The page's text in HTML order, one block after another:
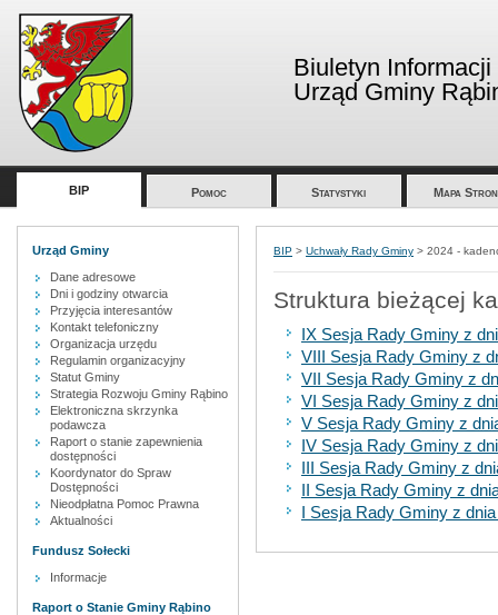
Biuletyn
Urząd Gminy
BIP Pomoc Statystyki Mapa
Urząd Gminy
Dane adresowe
Dni i godziny otwarcia
Przyjęcia interesantów
Kontakt telefoniczny
Organizacja urzędu
Regulamin organizacyjny
Statut Gminy
Strategia Rozwoju Gminy Rąbino
Elektroniczna skrzynka
podawcza
Raport o stanie zapewnienia
dostępności
Koordynator do Spraw
Dostępności
Nieodpłatna Pomoc Prawna
Aktualności
Fundusz Sołecki
Informacje
Raport o Stanie Gminy Rąbino
BIP > Uchwały Rady Gminy > 2024 -
Struktura bieżącej
IX Sesja Rady Gminy z
VIII Sesja Rady Gminy z
VII Sesja Rady Gminy z
VI Sesja Rady Gminy z
V Sesja Rady Gminy z
IV Sesja Rady Gminy z
III Sesja Rady Gminy z
II Sesja Rady Gminy z
I Sesja Rady Gminy z